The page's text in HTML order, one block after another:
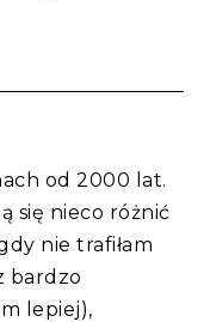
od 2000 lat.
się nieco różnić
nie trafiłam
bardzo
lepiej),